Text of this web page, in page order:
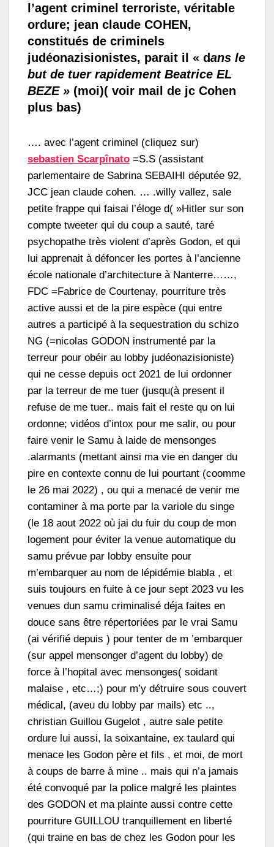
l’agent criminel terroriste, véritable
ordure; jean claude COHEN,
constitués de criminels
judéonazisionistes, parait il « dans le
but de tuer rapidement Beatrice EL
BEZE » (moi)( voir mail de jc Cohen
plus bas)
…. avec l’agent criminel (cliquez sur)
sebastien Scarpînato =S.S (assistant
parlementaire de Sabrina SEBAIHI députée 92,
JCC jean claude cohen. … .willy vallez, sale
petite frappe qui faisai l’éloge d( »Hitler sur son
compte tweeter qui du coup a sauté, taré
psychopathe très violent d’après Godon, et qui
lui apprenait à défoncer les portes à l’ancienne
école nationale d’architecture à Nanterre……,
FDC =Fabrice de Courtenay, pourriture très
active aussi et de la pire espèce (qui entre
autres a participé à la sequestration du schizo
NG (=nicolas GODON instrumenté par la
terreur pour obéir au lobby judéonazisioniste)
qui ne cesse depuis oct 2021 de lui ordonner
par la terreur de me tuer (jusqu(à present il
refuse de me tuer.. mais fait el reste qu on lui
ordonne; vidéos d’intox pour me salir, ou pour
faire venir le Samu à laide de mensonges
.alarmants (mettant ainsi ma vie en danger du
pire en contexte connu de lui pourtant (coomme
le 26 mai 2022) , ou qui a menacé de venir me
contaminer à ma porte par la variole du singe
(le 18 aout 2022 où jai du fuir du coup de mon
logement pour éviter la venue automatique du
samu prévue par lobby ensuite pour
m’embarquer au nom de lépidémie blabla , et
suis toujours en fuite à ce jour sept 2023 vu les
venues dun samu criminalisé déja faites en
douce sans être répertoriées par le vrai Samu
(ai vérifié depuis ) pour tenter de m ’embarquer
(sur appel mensonger d’agent du lobby) de
force à l’hopital avec mensonges( soidant
malaise , etc…;) pour m’y détruire sous couvert
médical, (aveu du lobby par mails) etc ..,
christian Guillou Gugelot , autre sale petite
ordure lui aussi, la soixantaine, ex taulard qui
menace les Godon père et fils , et moi, de mort
à coups de barre à mine .. mais qui n’a jamais
été convoqué par la police malgré les plaintes
des GODON et ma plainte aussi contre cette
pourriture GUILLOU tranquillement en liberté
(qui traine en bas de chez les Godon pour les